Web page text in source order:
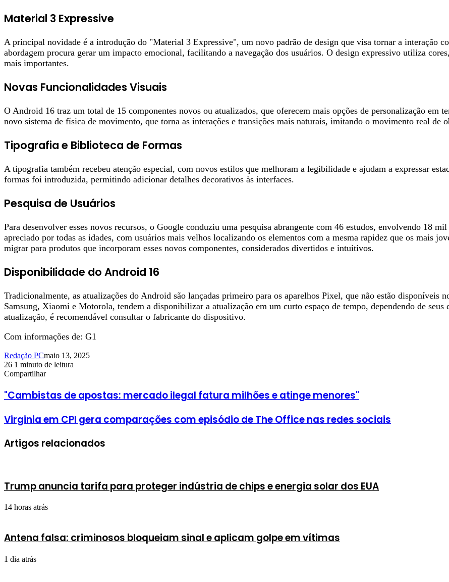
Material 3 Expressive
A principal novidade é a introdução do "Material 3 Expressive", um novo padrão de design que visa tornar a interação
abordagem procura gerar um impacto emocional, facilitando a navegação dos usuários. O design expressivo utiliza
mais importantes.
Novas Funcionalidades Visuais
O Android 16 traz um total de 15 componentes novos ou atualizados, que oferecem mais opções de personalização em
novo sistema de física de movimento, que torna as interações e transições mais naturais, imitando o movimento real de
Tipografia e Biblioteca de Formas
A tipografia também recebeu atenção especial, com novos estilos que melhoram a legibilidade e ajudam a expressar
formas foi introduzida, permitindo adicionar detalhes decorativos às interfaces.
Pesquisa de Usuários
Para desenvolver esses novos recursos, o Google conduziu uma pesquisa abrangente com 46 estudos, envolvendo 18
apreciado por todas as idades, com usuários mais velhos localizando os elementos com a mesma rapidez que os mais
migrar para produtos que incorporam esses novos componentes, considerados divertidos e intuitivos.
Disponibilidade do Android 16
Tradicionalmente, as atualizações do Android são lançadas primeiro para os aparelhos Pixel, que não estão disponíveis
Samsung, Xiaomi e Motorola, tendem a disponibilizar a atualização em um curto espaço de tempo, dependendo de
atualização, é recomendável consultar o fabricante do dispositivo.
Com informações de: G1
Redação PCmaio 13, 2025
26 1 minuto de leitura
Facebook
X
Linkedin
Pinterest
WhatsApp
Telegram
Compartilhar
"Cambistas de apostas: mercado ilegal fatura milhões e atinge menores"
Virginia em CPI gera comparações com episódio de The Office nas redes sociais
Artigos relacionados
Trump anuncia tarifa para proteger indústria de chips e energia solar dos EUA
14 horas atrás
Antena falsa: criminosos bloqueiam sinal e aplicam golpe em vítimas
1 dia atrás